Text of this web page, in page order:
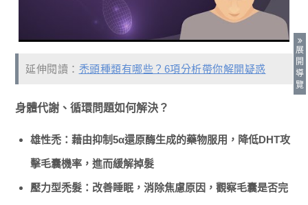
延伸閱讀： 禿頭種類有哪些？6項分析帶你解開疑惑
身體代謝、循環問題如何解決？
雄性禿：藉由抑制5α還原酶生成的藥物服用，降低DHT攻
擊毛囊機率，進而緩解掉髮
壓力型禿髮：改善睡眠，消除焦慮原因，觀察毛囊是否完
展
開
導
覽